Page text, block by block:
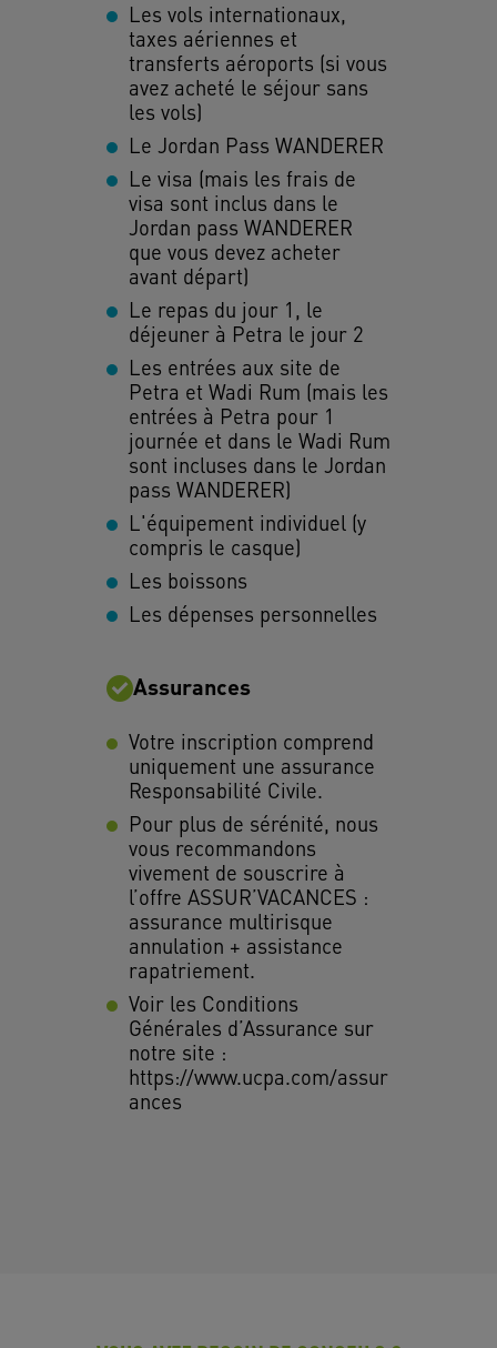
Les vols internationaux,
taxes aériennes et
transferts aéroports (si vous
avez acheté le séjour sans
les vols)
Le Jordan Pass WANDERER
Le visa (mais les frais de
visa sont inclus dans le
Jordan pass WANDERER
que vous devez acheter
avant départ)
Le repas du jour 1, le
déjeuner à Petra le jour 2
Les entrées aux site de
Petra et Wadi Rum (mais les
entrées à Petra pour 1
journée et dans le Wadi Rum
sont incluses dans le Jordan
pass WANDERER)
L'équipement individuel (y
compris le casque)
Les boissons
Les dépenses personnelles
Assurances
Votre inscription comprend
uniquement une assurance
Responsabilité Civile.
Pour plus de sérénité, nous
vous recommandons
vivement de souscrire à
l’offre ASSUR’VACANCES :
assurance multirisque
annulation + assistance
rapatriement.
Voir les Conditions
Générales d’Assurance sur
notre site :
https://www.ucpa.com/assur
ances